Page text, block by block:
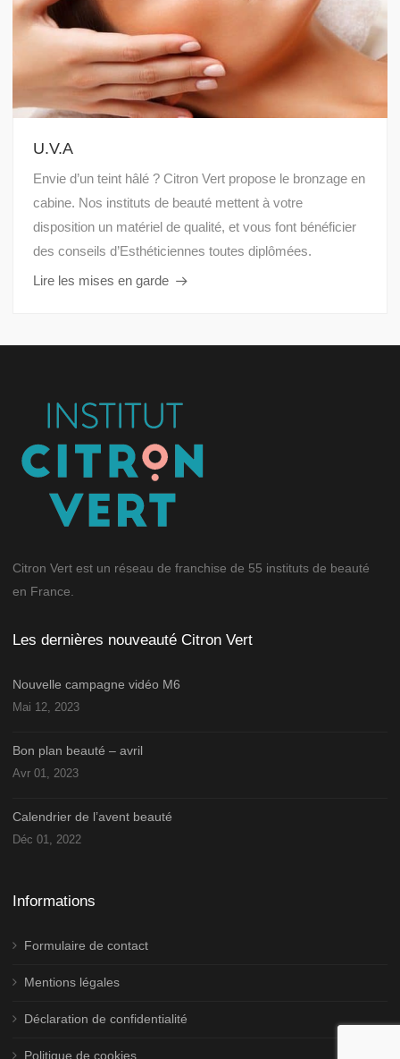
U.V.A
Envie d’un teint hâlé ? Citron Vert propose le bronzage en
cabine. Nos instituts de beauté mettent à votre
disposition un matériel de qualité, et vous font bénéficier
des conseils d’Esthéticiennes toutes diplômées.
Lire les mises en garde
Citron Vert est un réseau de franchise de 55 instituts de beauté
en France.
Les dernières nouveauté Citron Vert
Nouvelle campagne vidéo M6
Mai 12, 2023
Bon plan beauté – avril
Avr 01, 2023
Calendrier de l’avent beauté
Déc 01, 2022
Informations
Formulaire de contact
Mentions légales
Déclaration de confidentialité
Politique de cookies